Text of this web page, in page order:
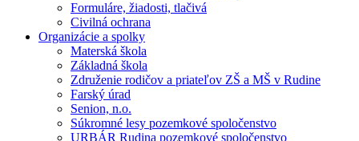
Formuláre, žiadosti, tlačivá
Civilná ochrana
Organizácie a spolky
Materská škola
Základná škola
Združenie rodičov a priateľov ZŠ a MŠ v Rudine
Farský úrad
Senion, n.o.
Súkromné lesy pozemkové spoločenstvo
URBÁR Rudina pozemkové spoločenstvo